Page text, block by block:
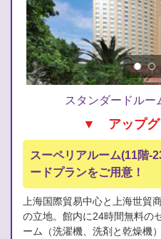
スタンダードル
▼ アップ
スーペリアルーム(11階-
ードプランをご用意！
上海国際貿易中心と上海世貿
の立地。館内に24時間無料の
ーム（洗濯機、洗剤と乾燥機